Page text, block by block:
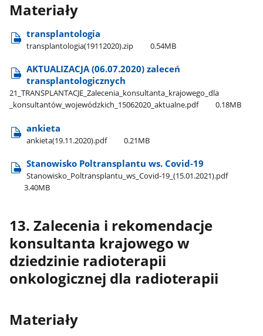
Materiały
transplantologia
transplantologia(19112020).zip 0.54MB
AKTUALIZACJA (06.07.2020) zaleceń
transplantologicznych
21​_TRANSPLANTACJE​_Zalecenia​_konsultanta​_krajowego​_dla​
_konsultantów​_wojewódzkich​_15062020​_aktualne.pdf
0.18MB
ankieta
ankieta(19.11.2020).pdf 0.21MB
Stanowisko Poltransplantu ws. Covid-19
Stanowisko​_Poltransplantu​_ws​_Covid-19​_(15.01.2021).pdf
3.40MB
13. Zalecenia i rekomendacje
konsultanta krajowego w
dziedzinie radioterapii
onkologicznej dla radioterapii
Materiały